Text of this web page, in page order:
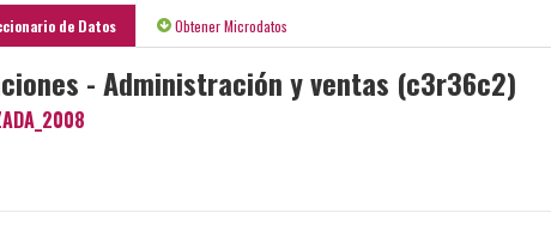
de Datos Obtener Microdatos
- Administración y ventas (c3r36c2)